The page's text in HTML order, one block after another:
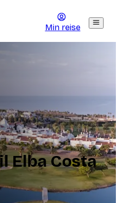
Min reise
Elba Costa